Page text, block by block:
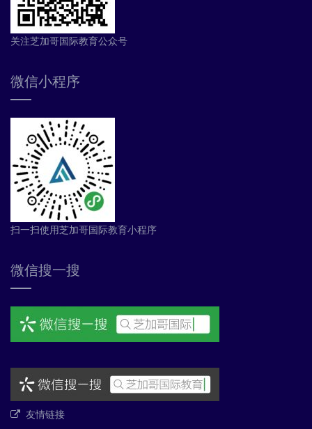
关注芝加哥国际教育公众号
微信小程序
扫一扫使用芝加哥国际教育小程序
微信搜一搜
友情链接